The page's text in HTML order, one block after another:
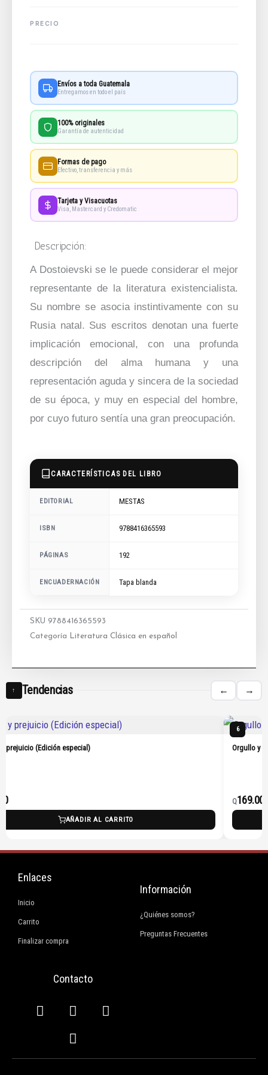
Envíos a toda Guatemala
Entregamos en todo el país
100% originales
Garantía de autenticidad
Formas de pago
Efectivo, transferencia y más
Tarjeta y Visacuotas
Visa, Mastercard y Credomatic
Descripción:
A Dostoievski se le puede considerar el mejor
representante de la literatura existencialista.
Su nombre se asocia instintivamente con su
Rusia natal. Sus escritos denotan una fuerte
implicación emocional, con una profunda
descripción del alma humana y una
representación aguda y sincera de la sociedad
de su época, y muy en especial del hombre,
por cuyo futuro sentía una gran preocupación.
CARACTERÍSTICAS DEL LIBRO
EDITORIAL MESTAS
ISBN 9788416365593
PÁGINAS 192
ENCUADERNACIÓN Tapa blanda
SKU 9788416365593
Categoría
Literatura Clásica en español
↑ Tendencias ← →
prejuicio (Edición especial)
AÑADIR AL CARRITO
6
Orgullo y
Q169.00
Enlaces
Inicio
Carrito
Finalizar compra
Información
¿Quiénes somos?
Preguntas Frecuentes
Contacto
F
a
b
I
n
s
t
a
W
h
s
E
n
v
e
l